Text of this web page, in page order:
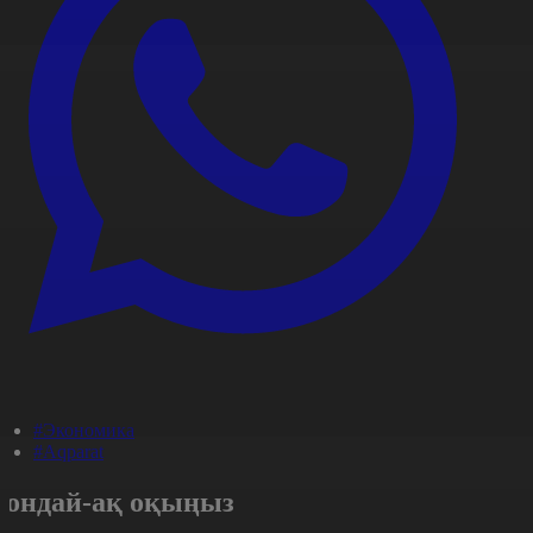
#Экономика
#Aqparat
ақ оқыңыз